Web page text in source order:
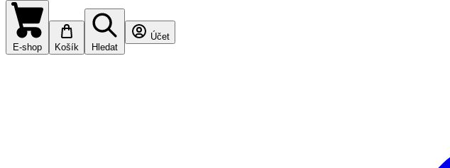
E-shop Košík Hledat
Účet